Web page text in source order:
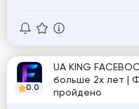
0.0
UA KING
больше 2х лет |
пройдено